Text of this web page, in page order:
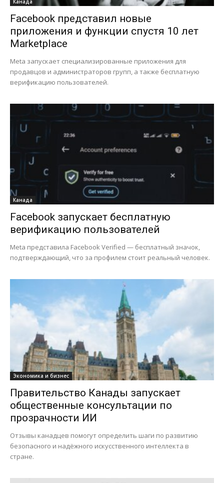
Канада
Facebook представил новые
приложения и функции спустя 10 лет
Marketplace
Meta запускает специализированные приложения для
продавцов и администраторов групп, а также бесплатную
верификацию пользователей.
Канада
Facebook запускает бесплатную
верификацию пользователей
Meta представила Facebook Verified — бесплатный значок,
подтверждающий, что за профилем стоит реальный человек.
Экономика и бизнес
Правительство Канады запускает
общественные консультации по
прозрачности ИИ
Отзывы канадцев помогут определить шаги по развитию
безопасного и надёжного искусственного интеллекта в
стране.